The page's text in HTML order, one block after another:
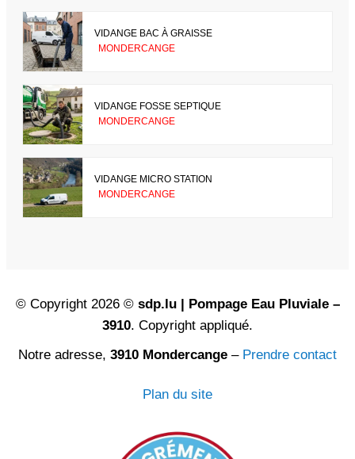
VIDANGE BAC À GRAISSE
MONDERCANGE
VIDANGE FOSSE SEPTIQUE
MONDERCANGE
VIDANGE MICRO STATION
MONDERCANGE
© Copyright 2026 © sdp.lu | Pompage Eau Pluviale –
3910. Copyright appliqué.
Notre adresse, 3910 Mondercange – Prendre contact
Plan du site